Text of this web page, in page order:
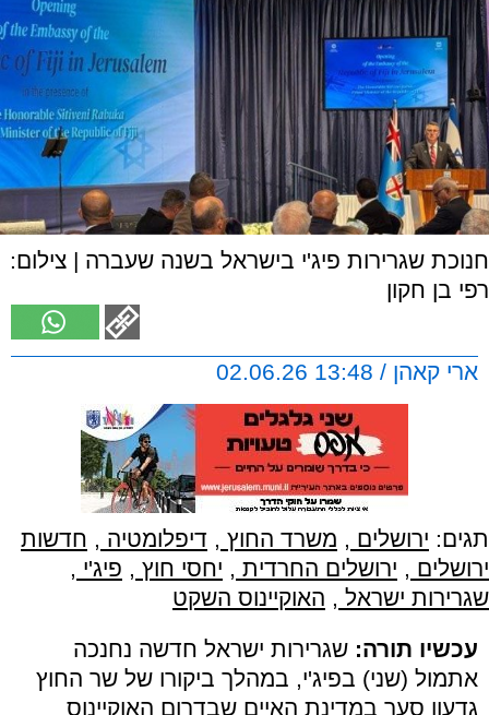
חנוכת שגרירות פיג'י בישראל בשנה שעברה | צילום:
רפי בן חקון
ארי קאהן / 13:48 02.06.26
תגים: ירושלים , משרד החוץ , דיפלומטיה , חדשות
ירושלים , ירושלים החרדית , יחסי חוץ , פיג'י ,
שגרירות ישראל , האוקיינוס השקט
עכשיו תורה: שגרירות ישראל חדשה נחנכה
אתמול (שני) בפיג'י, במהלך ביקורו של שר החוץ
גדעון סער במדינת האיים שבדרום האוקיינוס